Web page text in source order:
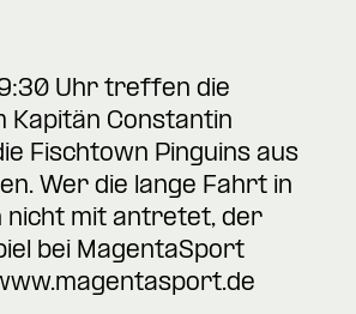
Uhr treffen die
Kapitän Constantin
Fischtown Pinguins aus
Wer die lange Fahrt in
nicht mit antretet, der
bei MagentaSport